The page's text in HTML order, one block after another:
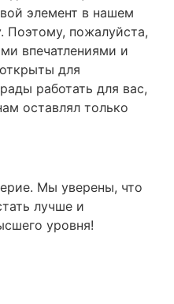
элемент в нашем
Поэтому, пожалуйста,
впечатлениями и
для
работать для вас,
оставлял только
Мы уверены, что
лучше и
уровня!